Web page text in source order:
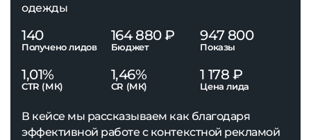
одежды
140
Получено лидов
164 880 ₽
Бюджет
947 800
Показы
1,01%
CTR (МК)
1,46%
CR (МК)
1 178 ₽
Цена лида
В кейсе мы рассказываем как благодаря
эффективной работе с контекстной рекламой